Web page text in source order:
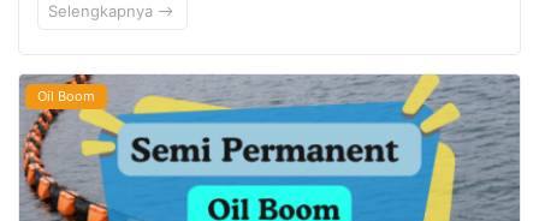
Selengkapnya
Oil Boom